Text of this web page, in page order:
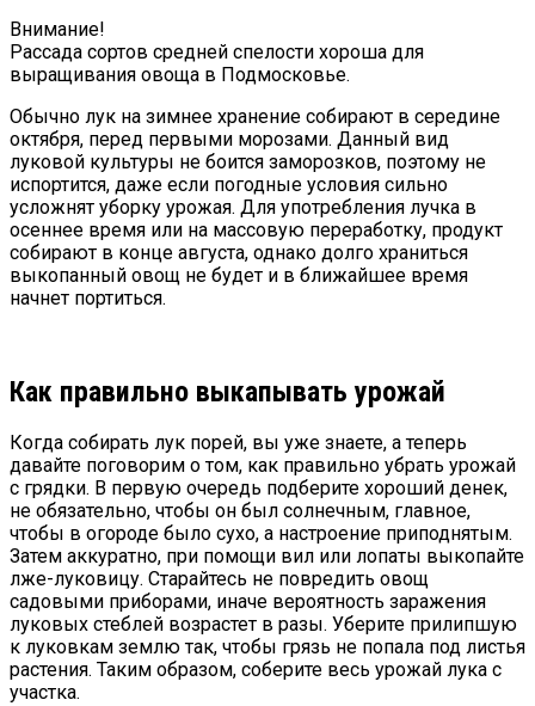
Внимание!
Рассада сортов средней спелости хороша для
выращивания овоща в Подмосковье.
Обычно лук на зимнее хранение собирают в середине
октября, перед первыми морозами. Данный вид
луковой культуры не боится заморозков, поэтому не
испортится, даже если погодные условия сильно
усложнят уборку урожая. Для употребления лучка в
осеннее время или на массовую переработку, продукт
собирают в конце августа, однако долго храниться
выкопанный овощ не будет и в ближайшее время
начнет портиться.
Как правильно выкапывать урожай
Когда собирать лук порей, вы уже знаете, а теперь
давайте поговорим о том, как правильно убрать урожай
с грядки. В первую очередь подберите хороший денек,
не обязательно, чтобы он был солнечным, главное,
чтобы в огороде было сухо, а настроение приподнятым.
Затем аккуратно, при помощи вил или лопаты выкопайте
лже-луковицу. Старайтесь не повредить овощ
садовыми приборами, иначе вероятность заражения
луковых стеблей возрастет в разы. Уберите прилипшую
к луковкам землю так, чтобы грязь не попала под листья
растения. Таким образом, соберите весь урожай лука с
участка.